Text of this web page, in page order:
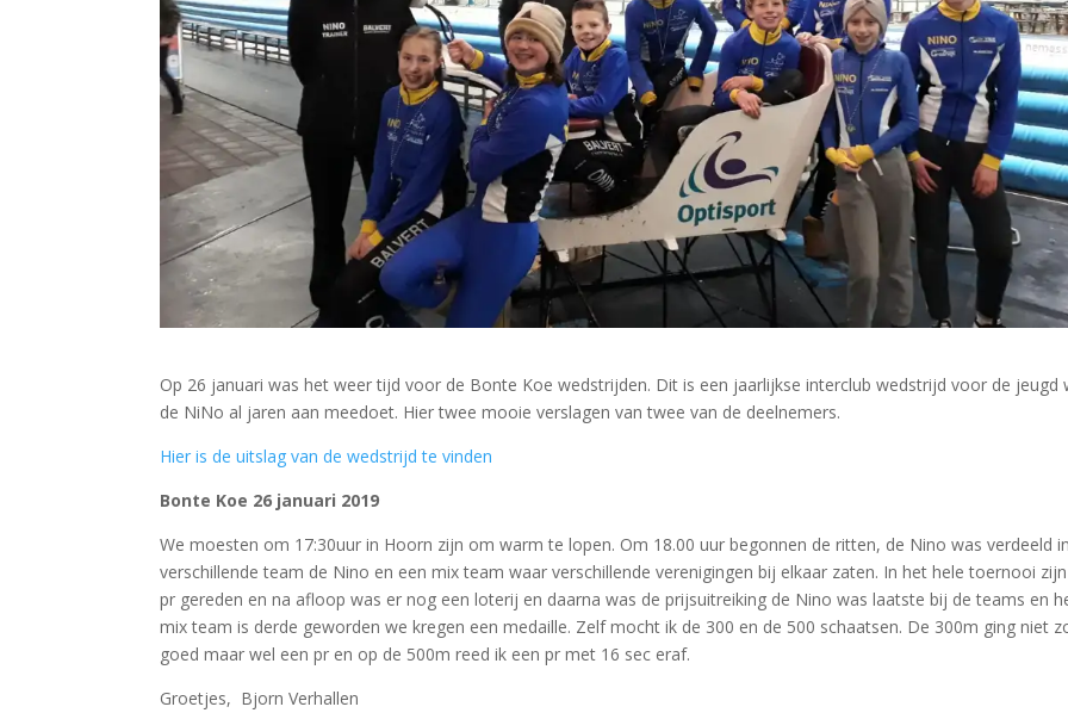
Op 26 januari was het weer tijd voor de Bonte Koe wedstrijden. Dit is een jaarlijkse interclub wedstrijd voor de jeugd
de NiNo al jaren aan meedoet. Hier twee mooie verslagen van twee van de deelnemers.
Hier is de uitslag van de wedstrijd te vinden
Bonte Koe 26 januari 2019
We moesten om 17:30uur in Hoorn zijn om warm te lopen. Om 18.00 uur begonnen de ritten, de Nino was verdeeld
verschillende team de Nino en een mix team waar verschillende verenigingen bij elkaar zaten. In het hele toernooi
pr gereden en na afloop was er nog een loterij en daarna was de prijsuitreiking de Nino was laatste bij de teams en
mix team is derde geworden we kregen een medaille. Zelf mocht ik de 300 en de 500 schaatsen. De 300m ging niet
goed maar wel een pr en op de 500m reed ik een pr met 16 sec eraf.
Groetjes, Bjorn Verhallen